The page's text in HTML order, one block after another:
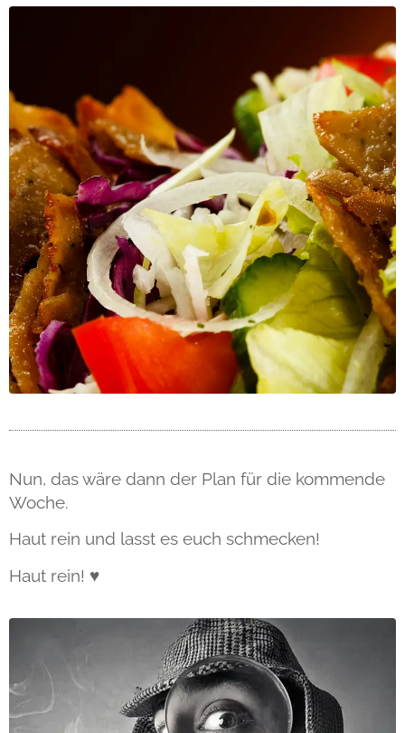
Nun, das wäre dann der Plan für die kommende
Woche.
Haut rein und lasst es euch schmecken!
Haut rein! ♥